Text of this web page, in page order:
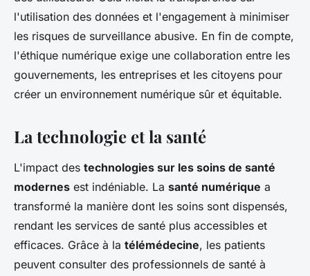
l'utilisation des données et l'engagement à minimiser
les risques de surveillance abusive. En fin de compte,
l'éthique numérique exige une collaboration entre les
gouvernements, les entreprises et les citoyens pour
créer un environnement numérique sûr et équitable.
La technologie et la santé
L'impact des technologies sur les soins de santé
modernes est indéniable. La santé numérique a
transformé la manière dont les soins sont dispensés,
rendant les services de santé plus accessibles et
efficaces. Grâce à la télémédecine, les patients
peuvent consulter des professionnels de santé à